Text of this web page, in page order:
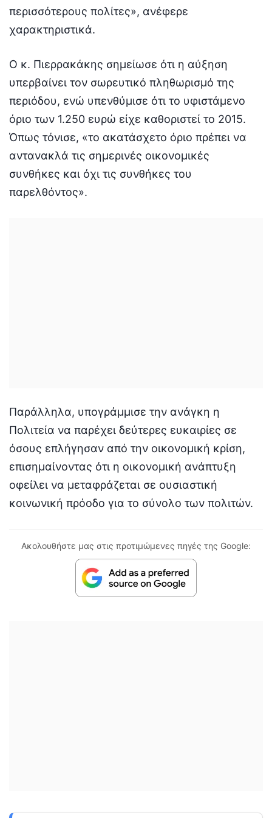
περισσότερους πολίτες», ανέφερε
χαρακτηριστικά.
Ο κ. Πιερρακάκης σημείωσε ότι η αύξηση
υπερβαίνει τον σωρευτικό πληθωρισμό της
περιόδου, ενώ υπενθύμισε ότι το υφιστάμενο
όριο των 1.250 ευρώ είχε καθοριστεί το 2015.
Όπως τόνισε, «το ακατάσχετο όριο πρέπει να
αντανακλά τις σημερινές οικονομικές
συνθήκες και όχι τις συνθήκες του
παρελθόντος».
Παράλληλα, υπογράμμισε την ανάγκη η
Πολιτεία να παρέχει δεύτερες ευκαιρίες σε
όσους επλήγησαν από την οικονομική κρίση,
επισημαίνοντας ότι η οικονομική ανάπτυξη
οφείλει να μεταφράζεται σε ουσιαστική
κοινωνική πρόοδο για το σύνολο των πολιτών.
Ακολουθήστε μας στις προτιμώμενες πηγές της Google: